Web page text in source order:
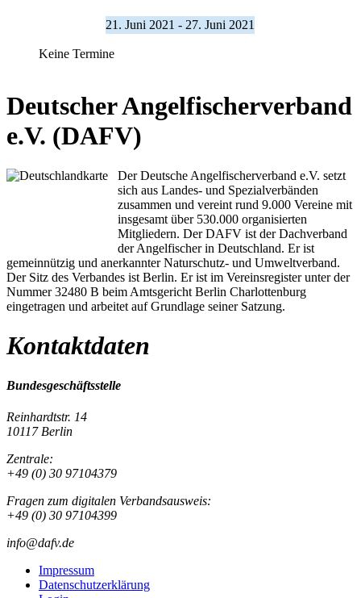
21. Juni 2021 - 27. Juni 2021
Keine Termine
Deutscher Angelfischerverband
e.V. (DAFV)
Der Deutsche Angelfischerverband e.V. setzt
sich aus Landes- und Spezialverbänden
zusammen und vereint rund 9.000 Vereine mit
insgesamt über 530.000 organisierten
Mitgliedern. Der DAFV ist der Dachverband
der Angelfischer in Deutschland. Er ist
gemeinnützig und anerkannter Naturschutz- und Umweltverband.
Der Sitz des Verbandes ist Berlin. Er ist im Vereinsregister unter der
Nummer 32480 B beim Amtsgericht Berlin Charlottenburg
eingetragen und arbeitet auf Grundlage seiner Satzung.
Kontaktdaten
Bundesgeschäftsstelle
Reinhardtstr. 14
10117 Berlin
Zentrale:
+49 (0) 30 97104379
Fragen zum digitalen Verbandsausweis:
+49 (0) 30 97104399
info@dafv.de
Impressum
Datenschutzerklärung